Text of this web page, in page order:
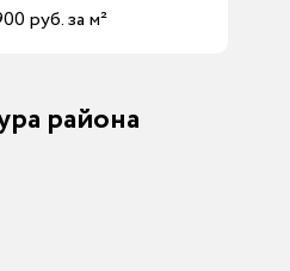
руб. за м²
района